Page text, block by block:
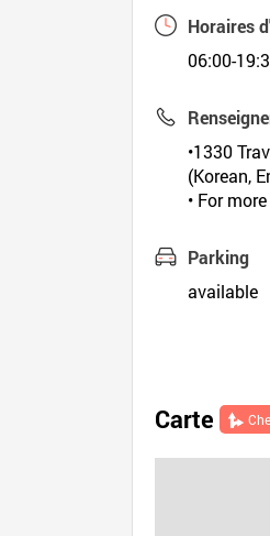
Horaires
06:00-
•1330
(Korean,
• For
Parking
available
Carte